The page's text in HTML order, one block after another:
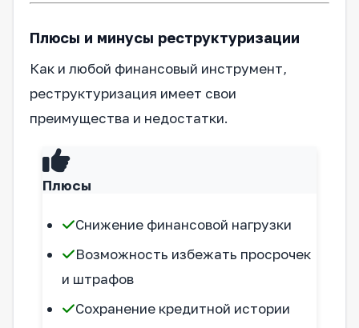
Плюсы и минусы реструктуризации
Как и любой финансовый инструмент,
реструктуризация имеет свои
преимущества и недостатки.
Плюсы
Снижение финансовой нагрузки
Возможность избежать просрочек
и штрафов
Сохранение кредитной истории